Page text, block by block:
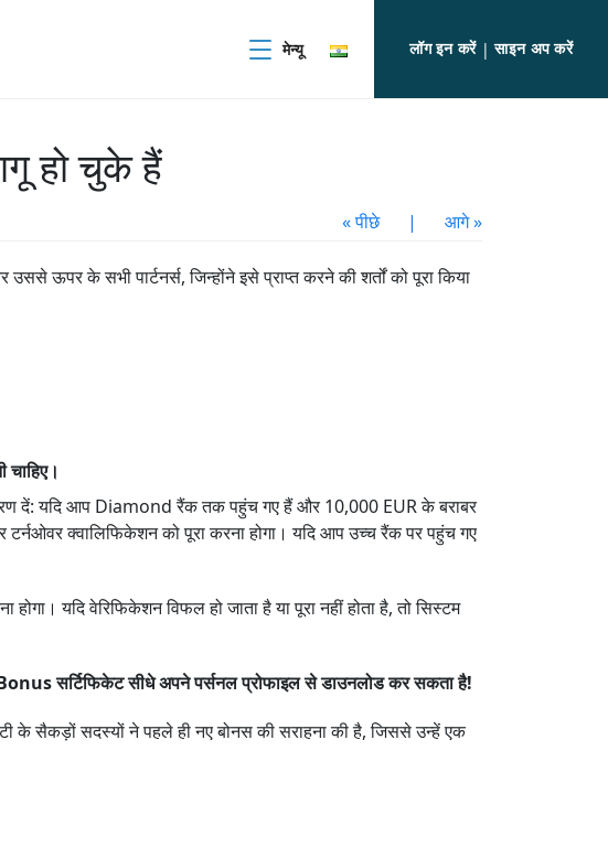
मेन्यू लॉग इन करें|साइन अप करें
हो चुके हैं
« पीछे | आगे »
के सभी पार्टनर्स, जिन्होंने इसे प्राप्त करने की शर्तों को पूरा किया
दें: यदि आप Diamond रैंक तक पहुंच गए हैं और 10,000 EUR के बराबर
क्वालिफिकेशन को पूरा करना होगा। यदि आप उच्च रैंक पर पहुंच गए
होगा। यदि वेरिफिकेशन विफल हो जाता है या पूरा नहीं होता है, तो सिस्टम
सर्टिफिकेट सीधे अपने पर्सनल प्रोफाइल से डाउनलोड कर सकता है!
के सैकड़ों सदस्यों ने पहले ही नए बोनस की सराहना की है, जिससे उन्हें एक